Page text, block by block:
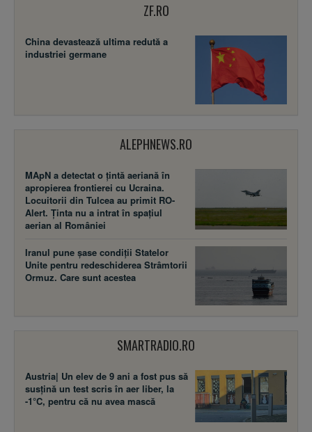
ZF.RO
China devastează ultima redută a
industriei germane
ALEPHNEWS.RO
MApN a detectat o țintă aeriană în
apropierea frontierei cu Ucraina.
Locuitorii din Tulcea au primit RO-
Alert. Ținta nu a intrat în spațiul
aerian al României
Iranul pune șase condiții Statelor
Unite pentru redeschiderea Strâmtorii
Ormuz. Care sunt acestea
SMARTRADIO.RO
Austria| Un elev de 9 ani a fost pus să
susţină un test scris în aer liber, la
-1°C, pentru că nu avea mască